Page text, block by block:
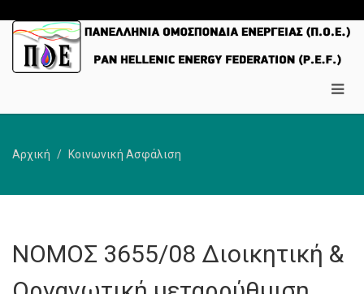
Αρχική Κοινωνική Ασφάλιση
ΝΟΜΟΣ 3655/08 Διοικητική &